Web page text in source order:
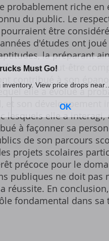
probablement riche en
du public. Le
être
d'études ont
la préparant
peut-être
contribué à son
elle a évolué a
et son développement
lesquels elle a interagi,
à façonner sa
de son parcours
projets scolaires
précoce pour le
publiques ne doit
En
fondamental dans sa